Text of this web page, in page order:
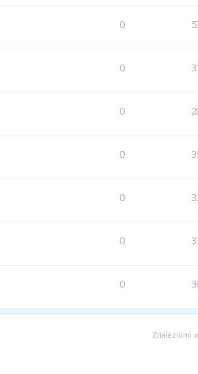
0
0
0
0
0
0
0
Znaleziono